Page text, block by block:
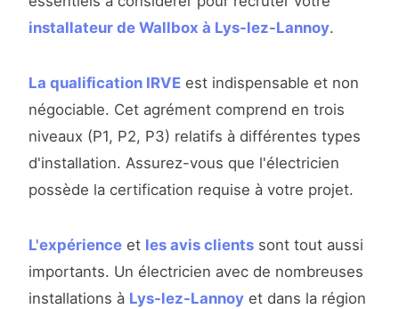
installateur de Wallbox à Lys-lez-Lannoy.
La qualification IRVE est indispensable et non
négociable. Cet agrément comprend en trois
niveaux (P1, P2, P3) relatifs à différentes types
d'installation. Assurez-vous que l'électricien
possède la certification requise à votre projet.
L'expérience et les avis clients sont tout aussi
importants. Un électricien avec de nombreuses
installations à Lys-lez-Lannoy et dans la région